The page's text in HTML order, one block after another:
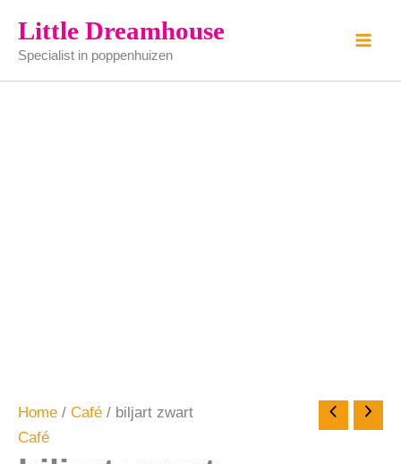
naar
inhoud
Little Dreamhouse
Specialist in poppenhuizen
Home / Café / biljart zwart
Café
zwart
aantal